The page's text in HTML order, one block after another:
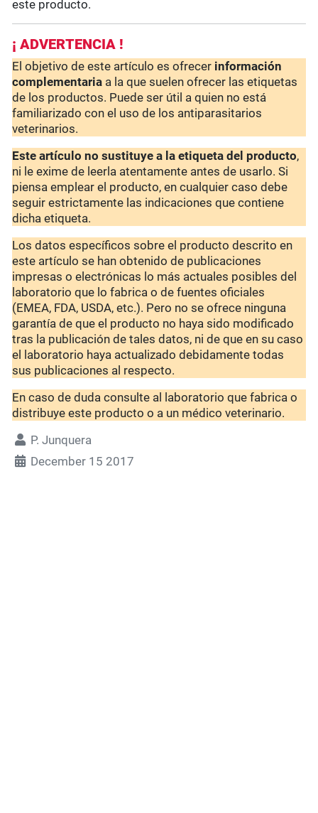
este producto.
¡ ADVERTENCIA !
El objetivo de este artículo es ofrecer información
complementaria a la que suelen ofrecer las etiquetas
de los productos. Puede ser útil a quien no está
familiarizado con el uso de los antiparasitarios
veterinarios.
Este artículo no sustituye a la etiqueta del producto,
ni le exime de leerla atentamente antes de usarlo. Si
piensa emplear el producto, en cualquier caso debe
seguir estrictamente las indicaciones que contiene
dicha etiqueta.
Los datos específicos sobre el producto descrito en
este artículo se han obtenido de publicaciones
impresas o electrónicas lo más actuales posibles del
laboratorio que lo fabrica o de fuentes oficiales
(EMEA, FDA, USDA, etc.). Pero no se ofrece ninguna
garantía de que el producto no haya sido modificado
tras la publicación de tales datos, ni de que en su caso
el laboratorio haya actualizado debidamente todas
sus publicaciones al respecto.
En caso de duda consulte al laboratorio que fabrica o
distribuye este producto o a un médico veterinario.
P. Junquera
December 15 2017